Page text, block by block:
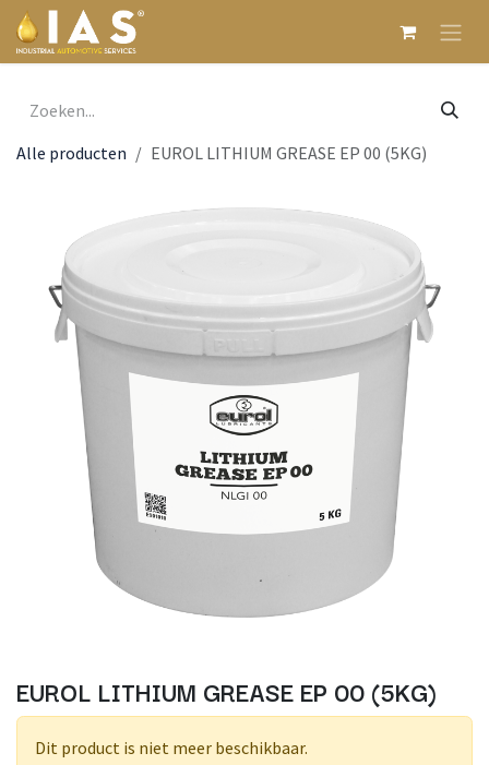
Overslaan naar inhoud
Alle producten EUROL LITHIUM GREASE EP 00 (5KG)
EUROL LITHIUM GREASE EP 00 (5KG)
Dit product is niet meer beschikbaar.